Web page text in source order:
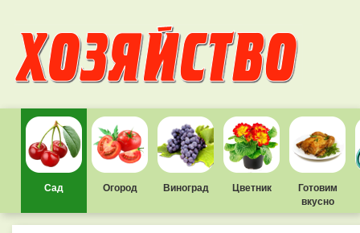
Сад Огород Виноград Цветник
Готовим
вкусно